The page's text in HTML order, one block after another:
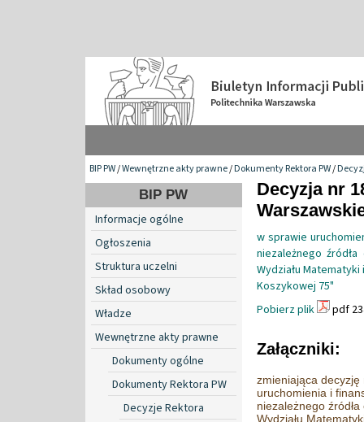
BIP PW/Wewnętrzne akty prawne/Dokumenty Rektora PW/
BIP PW
Informacje ogólne
Ogłoszenia
Struktura uczelni
Skład osobowy
Władze
Wewnętrzne akty prawne
Dokumenty ogólne
Dokumenty Rektora PW
Decyzje Rektora
Decyzja nr
w sprawie
niezależnego
Wydziału
Koszykowej 75"
Pobierz plik
pdf
Załączniki:
zmieniająca
uruchomienia i
niezależnego
Wydziału